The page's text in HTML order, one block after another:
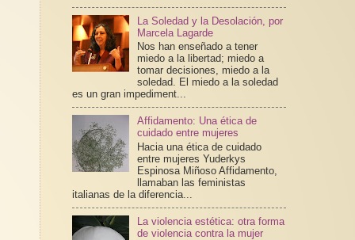
La Soledad y la Desolación, por
Marcela Lagarde
Nos han enseñado a tener
miedo a la libertad; miedo a
tomar decisiones, miedo a la
soledad. El miedo a la soledad
es un gran impediment...
Affidamento: Una ética de
cuidado entre mujeres
Hacia una ética de cuidado
entre mujeres Yuderkys
Espinosa Miñoso Affidamento,
llamaban las feministas
italianas de la diferencia...
La violencia estética: otra forma
de violencia contra la mujer